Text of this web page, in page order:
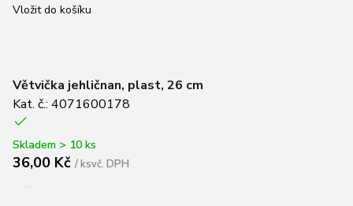
Vložit do košíku
Větvička jehličnan, plast, 26 cm
Kat. č.: 4071600178
Skladem > 10 ks
36,00 Kč /ksvč. DPH